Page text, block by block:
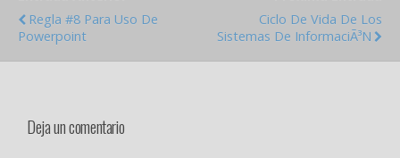
Regla #8 Para Uso De
Powerpoint
Ciclo De Vida De Los
Sistemas De InformaciÃ³n
Deja un comentario